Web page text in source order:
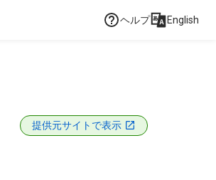
ヘルプ English
提供元サイトで表示